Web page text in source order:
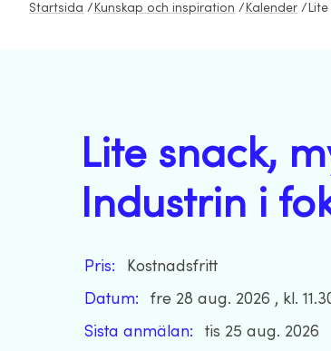
Startsida / Kunskap och inspiration / Kalender /
Lite snack,
Industrin i
Pris:
Kostnadsfritt
Datum:
fre 28 aug. 2026 , kl.
Sista anmälan:
tis 25 aug. 2026